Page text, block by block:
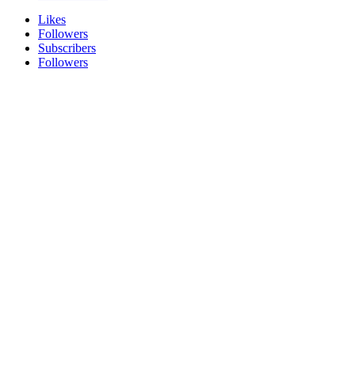
Likes
Followers
Subscribers
Followers